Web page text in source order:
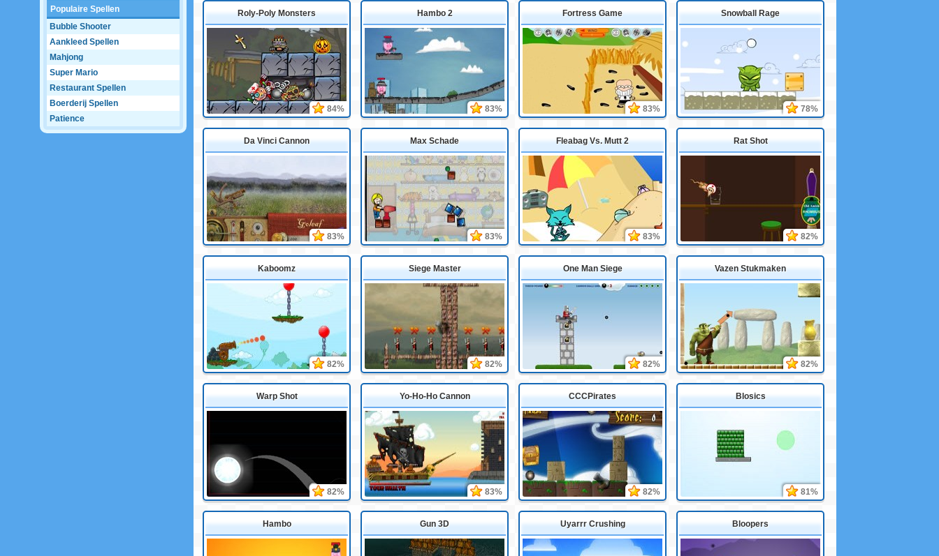
Populaire Spellen
Bubble Shooter
Aankleed Spellen
Mahjong
Super Mario
Restaurant Spellen
Boerderij Spellen
Patience
Roly-Poly Monsters
84%
Hambo 2
83%
Fortress Game
83%
Snowball Rage
78%
Da Vinci Cannon
83%
Max Schade
83%
Fleabag Vs. Mutt 2
83%
Rat Shot
82%
Kaboomz
82%
Siege Master
82%
One Man Siege
82%
Vazen Stukmaken
82%
Warp Shot
82%
Yo-Ho-Ho Cannon
83%
CCCPirates
82%
Blosics
81%
Hambo Gun 3D Uyarrr Crushing Bloopers